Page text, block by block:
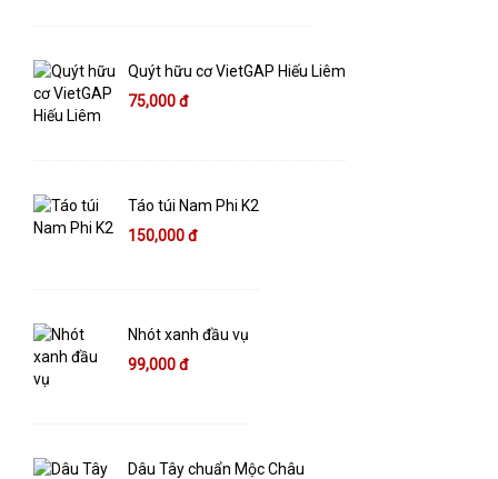
Quýt hữu cơ VietGAP Hiếu Liêm
75,000 đ
Táo túi Nam Phi K2
150,000 đ
Nhót xanh đầu vụ
99,000 đ
Dâu Tây chuẩn Mộc Châu